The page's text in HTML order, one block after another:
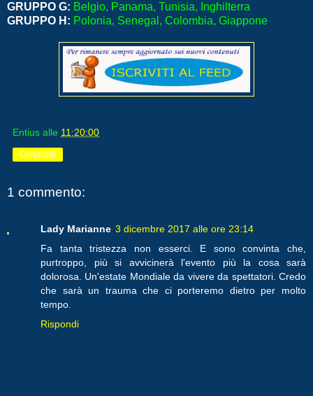
GRUPPO G: Belgio, Panama, Tunisia, Inghilterra
GRUPPO H: Polonia, Senegal, Colombia, Giappone
Entius alle 11:20:00
Condividi
1 commento:
Lady Marianne 3 dicembre 2017 alle ore 23:14
Fa tanta tristezza non esserci. E sono convinta che,
purtroppo, più si avvicinerà l'evento più la cosa sarà
dolorosa. Un'estate Mondiale da vivere da spettatori. Credo
che sarà un trauma che ci porteremo dietro per molto
tempo.
Rispondi